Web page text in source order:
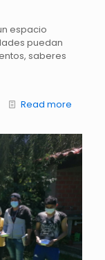
espacio
puedan
saberes
Read more